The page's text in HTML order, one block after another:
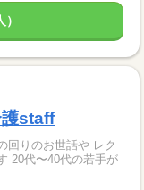
護staff
回りのお世話や レク
20代〜40代の若手が